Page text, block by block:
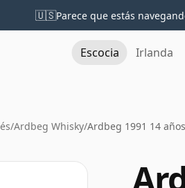
🇺🇸Parece que estás
Escocia Irlanda
/Ardbeg Whisky/Ardbeg 1991 14